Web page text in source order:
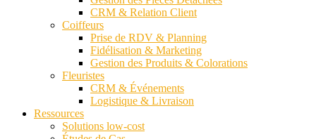
CRM & Relation Client
Coiffeurs
Prise de RDV & Planning
Fidélisation & Marketing
Gestion des Produits & Colorations
Fleuristes
CRM & Événements
Logistique & Livraison
Ressources
Solutions low-cost